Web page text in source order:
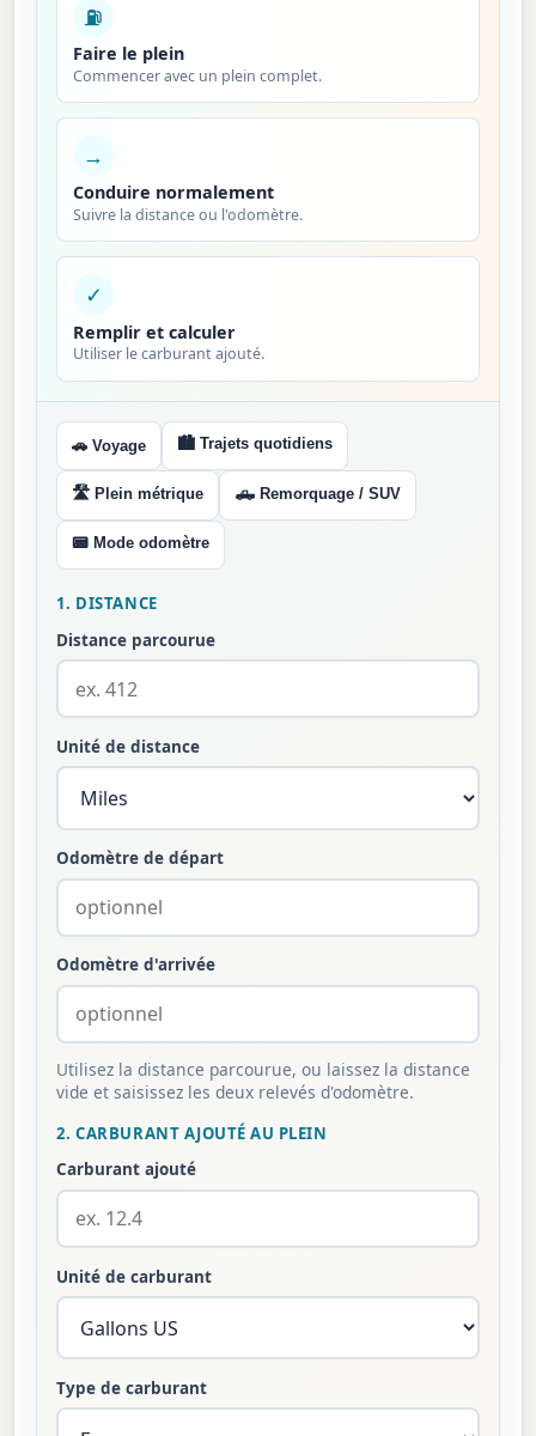
⛽
Faire le plein
Commencer avec un plein complet.
→
Conduire normalement
Suivre la distance ou l'odomètre.
✓
Remplir et calculer
Utiliser le carburant ajouté.
🚗 Voyage 🏙️ Trajets quotidiens
🛣️ Plein métrique 🛻 Remorquage / SUV
📟 Mode odomètre
1. DISTANCE
Distance parcourue
Unité de distance
Odomètre de départ
Odomètre d'arrivée
Utilisez la distance parcourue, ou laissez la distance
vide et saisissez les deux relevés d'odomètre.
2. CARBURANT AJOUTÉ AU PLEIN
Carburant ajouté
Unité de carburant
Type de carburant